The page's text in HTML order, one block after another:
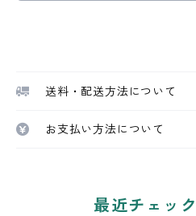
送料・配送方法について
お支払い方法について
最近チェッ